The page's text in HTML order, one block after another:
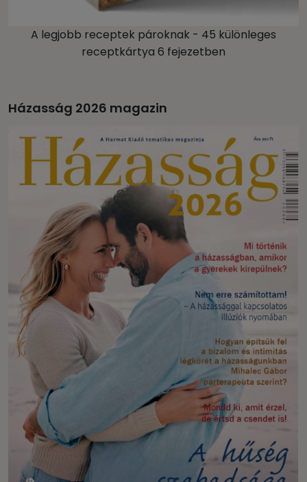
A legjobb receptek pároknak - 45 különleges
receptkártya 6 fejezetben
Házasság 2026 magazin